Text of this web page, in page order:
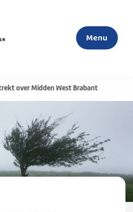
Menu
Home
Actueel
S
over Midden West Brabant